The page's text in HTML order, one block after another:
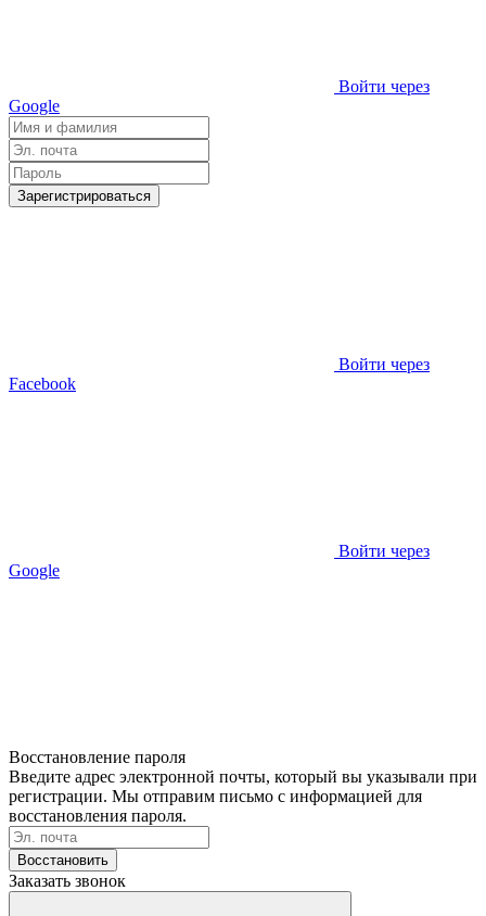
Войти через
Google
Зарегистрироваться
Войти через
Facebook
Войти через
Google
Восстановление пароля
Введите адрес электронной почты, который вы указывали при
регистрации. Мы отправим письмо с информацией для
восстановления пароля.
Восстановить
Заказать звонок